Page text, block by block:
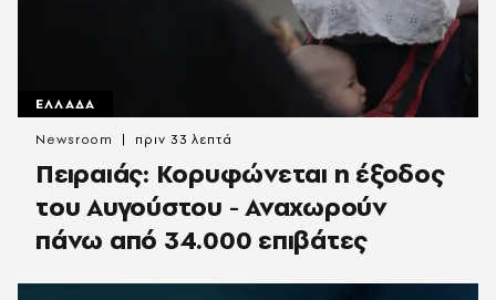
ΕΛΛΑΔΑ
Πειραιάς: Κορυφώνεται η έξοδος
του Αυγούστου - Αναχωρούν
πάνω από 34.000 επιβάτες
Newsroom πριν 33 λεπτά